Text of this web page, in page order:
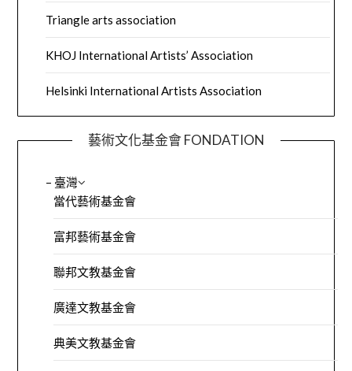
Triangle arts association
KHOJ International Artists’ Association
Helsinki International Artists Association
藝術文化基金會 FONDATION
– 臺灣
當代藝術基金會
富邦藝術基金會
聯邦文教基金會
廣達文教基金會
典美文教基金會